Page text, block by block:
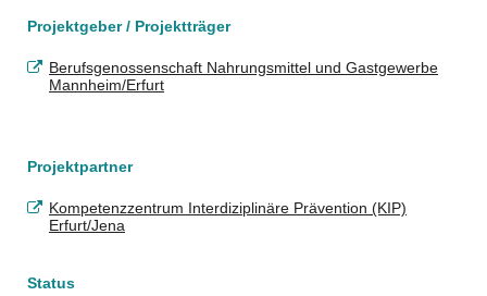
Projektgeber / Projektträger
Berufsgenossenschaft Nahrungsmittel und Gastgewerbe
Mannheim/Erfurt
Projektpartner
Kompetenzzentrum Interdiziplinäre Prävention (KIP)
Erfurt/Jena
Status